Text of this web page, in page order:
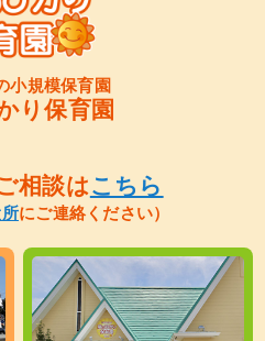
小規模保育園
り保育園
相談はこちら
にご連絡ください）